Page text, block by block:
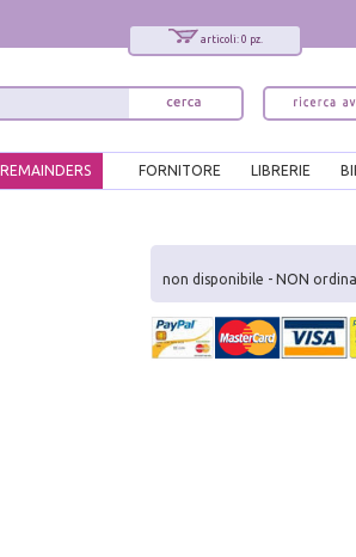
articoli: 0 pz.
LIBRERIE
FORNITORE
REMAINDERS
non disponibile - NON
Interessato ai nostri libri?
Allora iscriviti alla nostra newsletter!
Sarai informato delle nostre novità, potrai
comunque cancellarti quando desideri.